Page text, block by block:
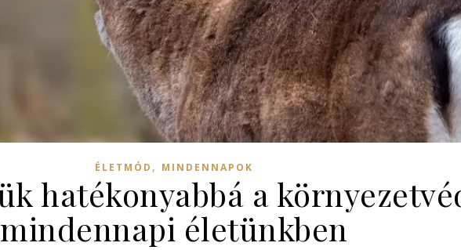
ÉLETMÓD , MINDENNAPOK
hatékonyabbá a
mindennapi életünkben